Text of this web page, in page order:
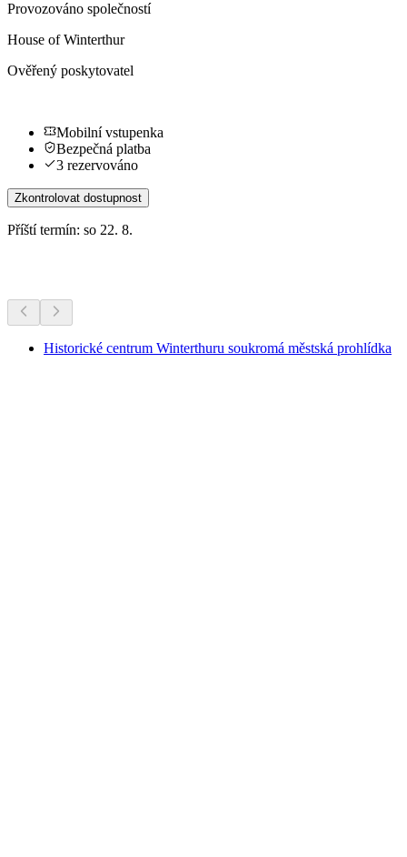
Provozováno společností
House of Winterthur
Ověřený poskytovatel
Mobilní vstupenka
Bezpečná platba
3 rezervováno
Zkontrolovat dostupnost
Příští termín: so 22. 8.
Historické centrum Winterthuru soukromá městská prohlídka